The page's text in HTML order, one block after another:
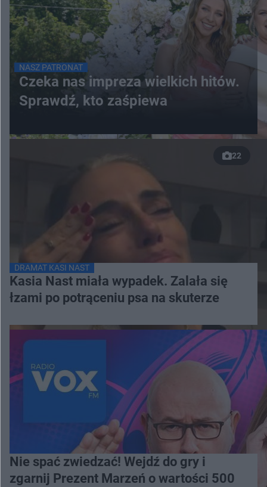
NASZ PATRONAT
Czeka nas impreza wielkich hitów.
Sprawdź, kto zaśpiewa
22
DRAMAT KASI NAST
Kasia Nast miała wypadek. Zalała się
łzami po potrąceniu psa na skuterze
Nie spać zwiedzać! Wejdź do gry i
zgarnij Prezent Marzeń o wartości 500